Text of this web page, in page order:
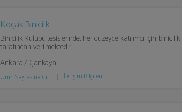
Koçak Binicilik
Binicilik Kulübü tesislerinde, her düzeyde katılımcı için,
tarafından verilmektedir.
Ankara / Çankaya
Ürün Sayfasına Git İletişim Bilgileri